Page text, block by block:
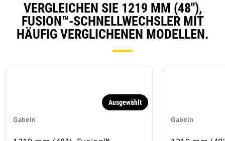
VERGLEICHEN SIE 1219 MM (48"),
FUSION™-SCHNELLWECHSLER MIT
HÄUFIG VERGLICHENEN MODELLEN.
Gabeln
Ausgewählt
Gabeln